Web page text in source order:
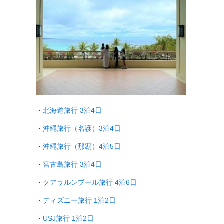
・ 北海道旅行 3泊4日
・ 沖縄旅行（名護）3泊4日
・ 沖縄旅行（那覇）4泊5日
・ 宮古島旅行 3泊4日
・ クアラルンプール旅行 4泊6日
・ ディズニー旅行 1泊2日
・ USJ旅行 1泊2日